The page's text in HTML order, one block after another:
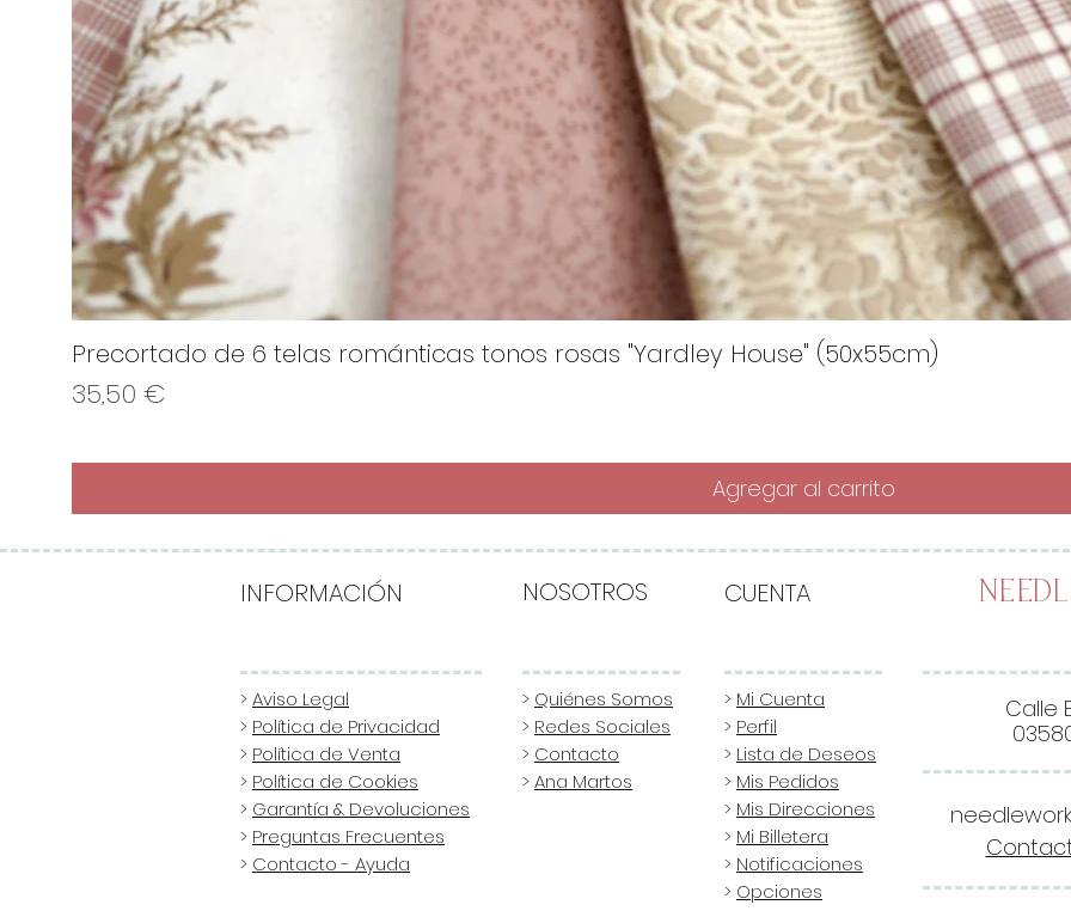
Precortado de 6 telas románticas tonos rosas "Yardley House" (50x55cm)
Precio
35,50 €
Agregar al carrito
INFORMACIÓN
>Aviso Legal
> Política de Privacidad
> Política de Venta
> Política de Cookies
> Garantía & Devoluciones
> Preguntas Frecuentes
> Contacto - Ayuda
NOSOTROS
> Quiénes Somos
> Redes Sociales
> Contacto
>Ana Martos
CUENTA
> Mi Cuenta
> Perfil
> Lista de Deseos
> Mis Pedidos
> Mis Direcciones
> Mi Billetera
> Notificaciones
> Opciones
Calle